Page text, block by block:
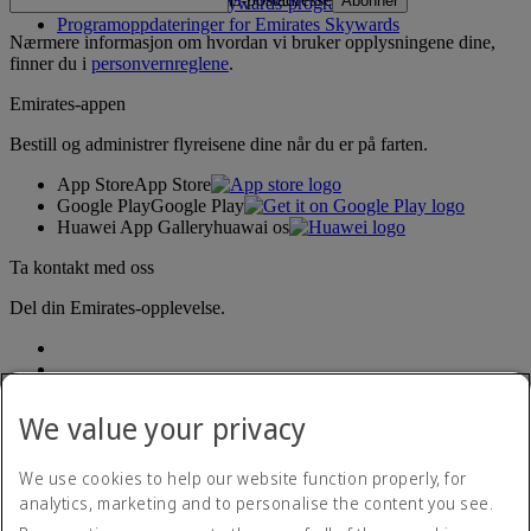
Programoppdateringer for Emirates Skywards
Nærmere informasjon om hvordan vi bruker opplysningene dine,
finner du i personvernreglene.
Emirates-appen
Bestill og administrer flyreisene dine når du er på farten.
App StoreApp Store
Google PlayGoogle Play
Huawei App Galleryhuawai os
Ta kontakt med oss
Del din Emirates-opplevelse.
Tilgjengelighetserklæring
We value your privacy
We use cookies to help our website function properly, for
analytics, marketing and to personalise the content you see.